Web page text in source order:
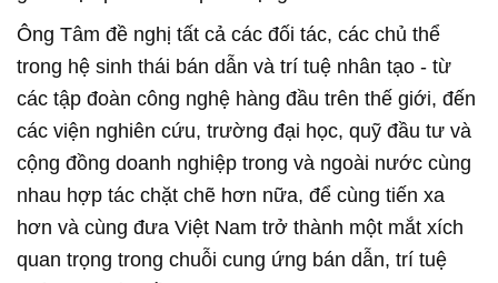
Ông Tâm đề nghị tất cả các đối tác, các chủ thể
trong hệ sinh thái bán dẫn và trí tuệ nhân tạo - từ
các tập đoàn công nghệ hàng đầu trên thế giới, đến
các viện nghiên cứu, trường đại học, quỹ đầu tư và
cộng đồng doanh nghiệp trong và ngoài nước cùng
nhau hợp tác chặt chẽ hơn nữa, để cùng tiến xa
hơn và cùng đưa Việt Nam trở thành một mắt xích
quan trọng trong chuỗi cung ứng bán dẫn, trí tuệ